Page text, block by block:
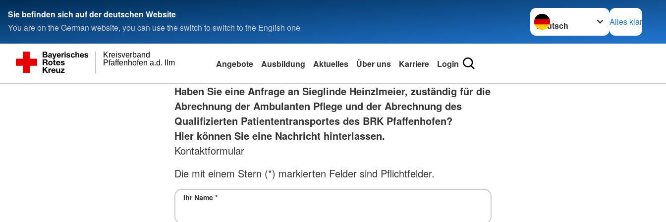
Sie befinden sich auf der deutschen Website
You are on the German website, you can use the switch to switch to the English one
Sprache wechseln zu
Alles klar
Pfaffenhofen a.d. Ilm
Kreisverband
Angebote Ausbildung Aktuelles Über uns Karriere Login
Haben Sie eine Anfrage an Sieglinde Heinzlmeier, zuständig für die
Abrechnung der Ambulanten Pflege und der Abrechnung des
Qualifizierten Patiententransportes des BRK Pfaffenhofen?
Hier können Sie eine Nachricht hinterlassen.
Kontaktformular
Die mit einem Stern (*) markierten Felder sind Pflichtfelder.
Ihr Name*